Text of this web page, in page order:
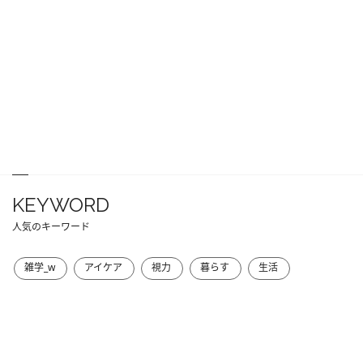
KEYWORD
人気のキーワード
雑学_w アイケア 視力 暮らす 生活